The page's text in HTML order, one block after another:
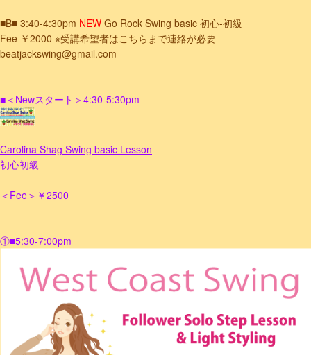
■B■ 3:40-4:30pm NEW Go Rock Swing basic 初心-初級
Fee ￥2000 ※受講希望者はこちらまで連絡が必要
beatjackswing@gmail.com
■＜Newスタート＞4:30-5:30pm
Carolina Shag Swing basic Lesson
初心初級
＜Fee＞￥2500
①■5:30-7:00pm